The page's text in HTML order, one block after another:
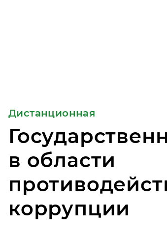
Дистанционная
в области
коррупции